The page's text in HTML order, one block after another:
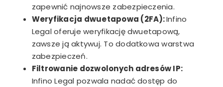
zapewnić najnowsze zabezpieczenia.
Weryfikacja dwuetapowa (2FA):Infino
Legal oferuje weryfikację dwuetapową,
zawsze ją aktywuj. To dodatkowa warstwa
zabezpieczeń.
Filtrowanie dozwolonych adresów IP:
Infino Legal pozwala nadać dostęp do